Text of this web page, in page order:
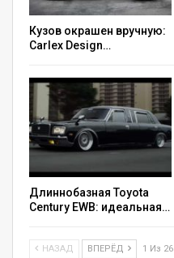
Кузов окрашен вручную:
Carlex Design…
Длиннобазная Toyota
Century EWB: идеальная…
НАЗАД ВПЕРЁД 1 Из 26